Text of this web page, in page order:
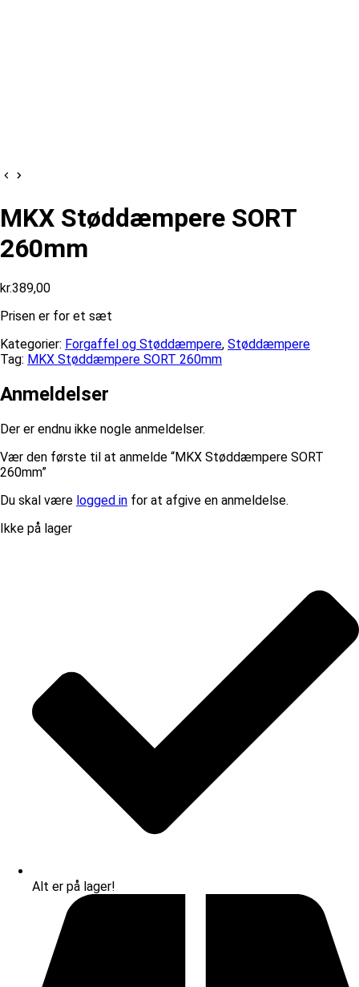
MKX Støddæmpere SORT
260mm
kr.389,00
Prisen er for et sæt
Kategorier: Forgaffel og Støddæmpere, Støddæmpere
Tag: MKX Støddæmpere SORT 260mm
Anmeldelser
Der er endnu ikke nogle anmeldelser.
Vær den første til at anmelde “MKX Støddæmpere SORT
260mm”
Du skal være logged in for at afgive en anmeldelse.
Ikke på lager
Alt er på lager!